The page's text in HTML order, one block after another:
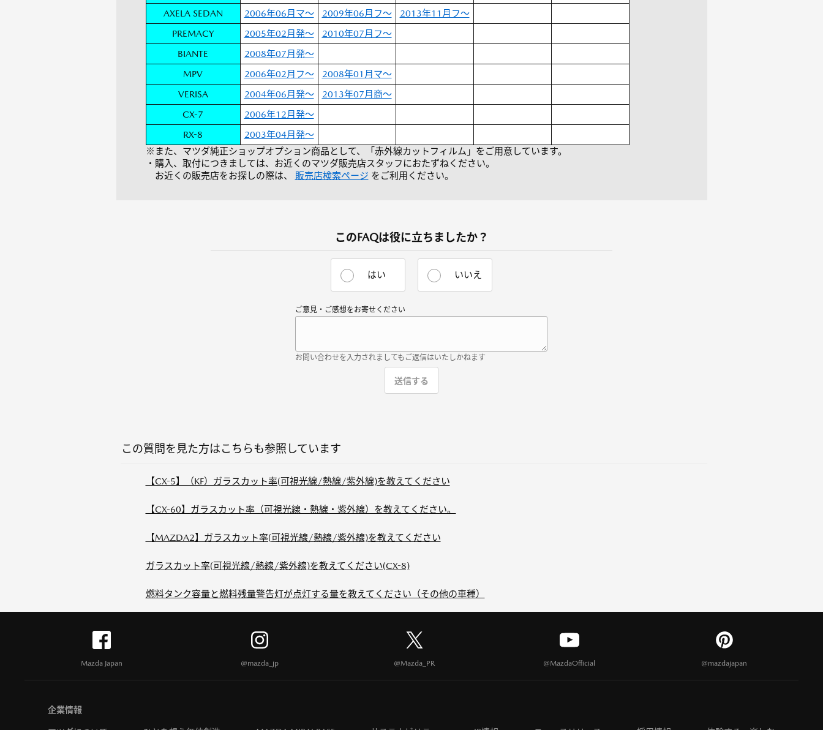
AXELA SEDAN
2006年06月マ～ 2009年06月フ～
2013年11月フ～
PREMACY
2005年02月発～
2010年07月フ～
BIANTE
2008年07月発～
MPV
2006年02月フ～
2008年01月マ～
VERISA
2004年06月発～
2013年07月商～
CX-7
2006年12月発～
RX-8
2003年04月発～
※また、マツダ純正ショップオプション商品として、「赤外線カットフィルム」をご用意しています。
・購入、取付につきましては、お近くのマツダ販売店スタッフにおたずねください。
お近くの販売店をお探しの際は、 販売店検索ページ をご利用ください。
このFAQは役に立ちましたか？
はい いいえ
ご意見・ご感想をお寄せください
お問い合わせを入力されましてもご返信はいたしかねます
この質問を見た方はこちらも参照しています
【CX-5】（KF）ガラスカット率(可視光線/熱線/紫外線)を教えてください
【CX-60】ガラスカット率（可視光線・熱線・紫外線）を教えてください。
【MAZDA2】ガラスカット率(可視光線/熱線/紫外線)を教えてください
ガラスカット率(可視光線/熱線/紫外線)を教えてください(CX-8)
燃料タンク容量と燃料残量警告灯が点灯する量を教えてください（その他の車種）
Mazda Japan @mazda_jp @Mazda_PR @MazdaOfficial @mazdajapan
企業情報